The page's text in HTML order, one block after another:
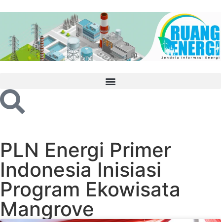
PLN Energi Primer
Indonesia Inisiasi
Program Ekowisata
Mangrove